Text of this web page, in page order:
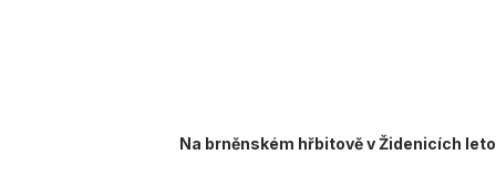
Na brněnském hřbitově v Židenicích